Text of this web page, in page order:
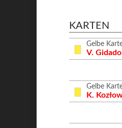
KARTEN
Gelbe
V. Gidado
Gelbe
K.